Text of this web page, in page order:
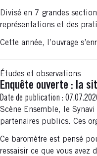
Divisé en 7 grandes
représentations et des
Cette année, l’ouvrage
Études et observations
Enquête ouverte : la
Date de publication :
Scène Ensemble, le
partenaires publics. Ces
Ce baromètre est pensé
ressaisir ce que vous avez